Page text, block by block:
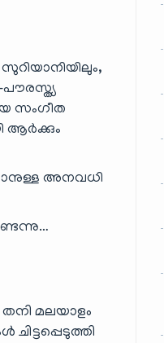
സം‌ഗീത
ആർക്കും
അനവധി
മലയാളം